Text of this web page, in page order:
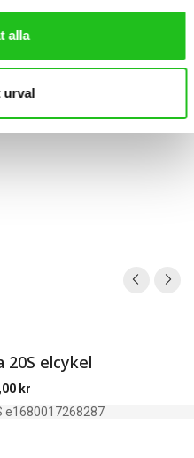
alla
urval
20S elcykel
kr